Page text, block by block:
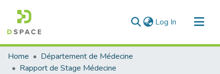
Log In (current)
Communities & Collections
All of DSpace
Home
Département de Médecine
Rapport de Stage Médecine